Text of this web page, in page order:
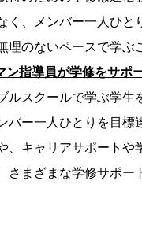
く、メンバー一人ひと
理のないペースで学ぶ
指導員が学修をサポ
ルスクールで学ぶ学生
バー一人ひとりを目標
、キャリアサポートや
さまざまな学修サポー